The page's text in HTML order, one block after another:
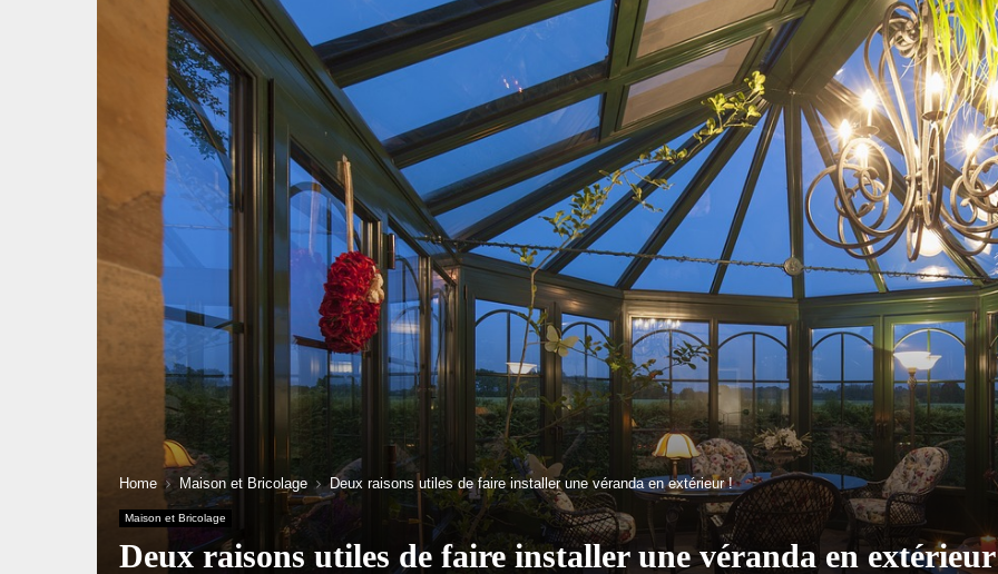
Home Maison et Bricolage Deux raisons utiles de faire installer une véranda en extérieur !
Maison et Bricolage
Deux raisons utiles de faire installer une véranda en